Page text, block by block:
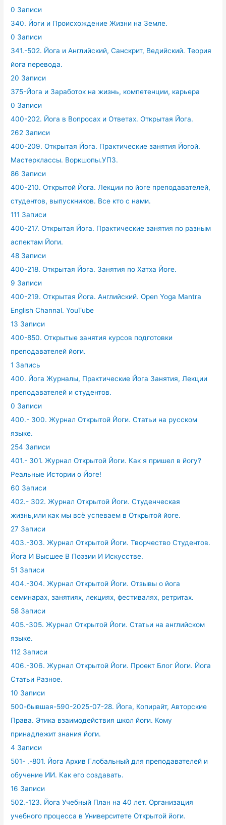
0 Записи
340. Йоги и Происхождение Жизни на Земле.
0 Записи
341.-502. Йога и Английский, Санскрит, Ведийский. Теория
йога перевода.
20 Записи
375-Йога и Заработок на жизнь, компетенции, карьера
0 Записи
400-202. Йога в Вопросах и Ответах. Открытая Йога.
262 Записи
400-209. Открытая Йога. Практические занятия Йогой.
Мастерклассы. Воркшопы.УПЗ.
86 Записи
400-210. Открытой Йога. Лекции по йоге преподавателей,
студентов, выпускников. Все кто с нами.
111 Записи
400-217. Открытая Йога. Практические занятия по разным
аспектам Йоги.
48 Записи
400-218. Открытая Йога. Занятия по Хатха Йоге.
9 Записи
400-219. Открытая Йога. Английский. Open Yoga Mantra
English Channal. YouTube
13 Записи
400-850. Открытые занятия курсов подготовки
преподавателей йоги.
1 Запись
400. Йога Журналы, Практические Йога Занятия, Лекции
преподавателей и студентов.
0 Записи
400.- 300. Журнал Открытой Йоги. Статьи на русском
языке.
254 Записи
401.- 301. Журнал Открытой Йоги. Как я пришел в йогу?
Реальные Истории о Йоге!
60 Записи
402.- 302. Журнал Открытой Йоги. Студенческая
жизнь,или как мы всё успеваем в Открытой йоге.
27 Записи
403.-303. Журнал Открытой Йоги. Творчество Студентов.
Йога И Высшее В Поэзии И Искусстве.
51 Записи
404.-304. Журнал Открытой Йоги. Отзывы о йога
семинарах, занятиях, лекциях, фестивалях, ретритах.
58 Записи
405.-305. Журнал Открытой Йоги. Статьи на английском
языке.
112 Записи
406.-306. Журнал Открытой Йоги. Проект Блог Йоги. Йога
Статьи Разное.
10 Записи
500-бывшая-590-2025-07-28. Йога, Копирайт, Авторские
Права. Этика взаимодействия школ йоги. Кому
принадлежит знания йоги.
4 Записи
501- .-801. Йога Архив Глобальный для преподавателей и
обучение ИИ. Как его создавать.
16 Записи
502.-123. Йога Учебный План на 40 лет. Организация
учебного процесса в Университете Открытой йоги.